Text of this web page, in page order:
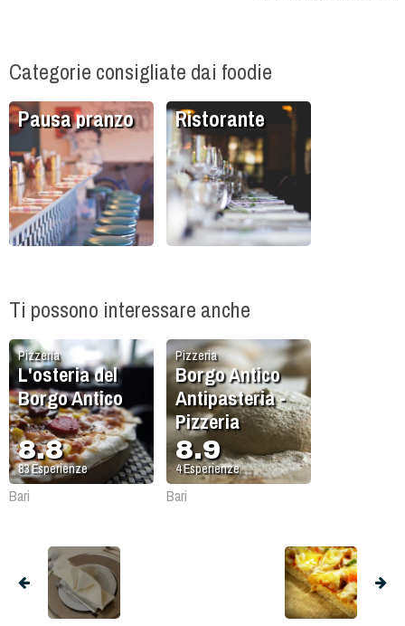
Categorie consigliate dai foodie
Pausa pranzo Ristorante
Ti possono interessare anche
Pizzeria
L'osteria del
Borgo Antico
8.8
83Esperienze
Bari
Pizzeria
Borgo Antico
Antipasteria -
Pizzeria
8.9
4Esperienze
Bari